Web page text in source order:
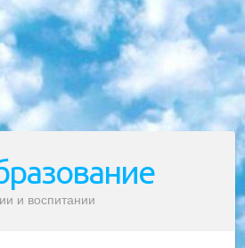
и воспитании